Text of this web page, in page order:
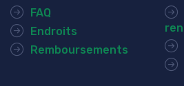
FAQ
Endroits
Remboursements